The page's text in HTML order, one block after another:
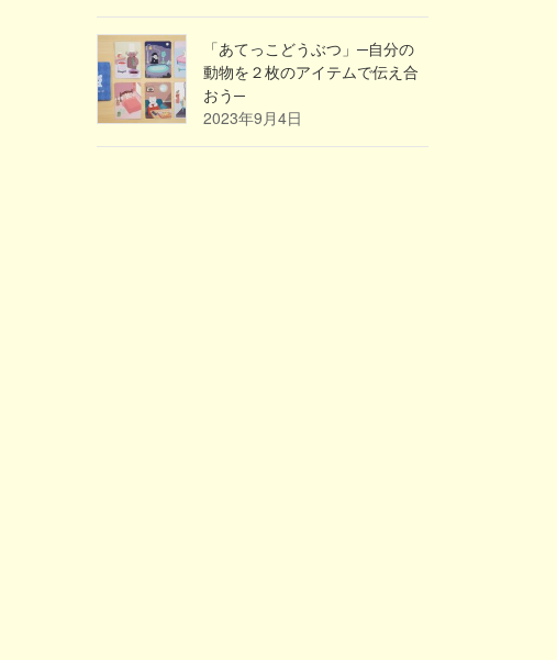
「あてっこどうぶつ」─自分の
動物を２枚のアイテムで伝え合
おう─
2023年9月4日